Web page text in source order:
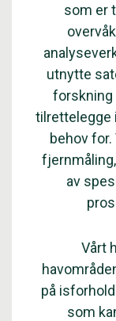
som er
utnytte
forskning
tilrettelegge
behov
av
Vårt
på
som